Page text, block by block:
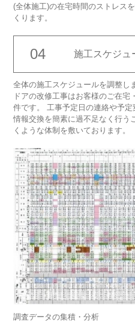
(全体施工)の在宅時間のストレス
くります。
04 施工 スケジュ
全体の施工スケジュールを調整し
ドアの改修工事はお客様のご在
件です。 工事予定日の連絡や予
情報交換を簡素に過不足なく行う
くような体制を敷いております。
調査データの集積・分析